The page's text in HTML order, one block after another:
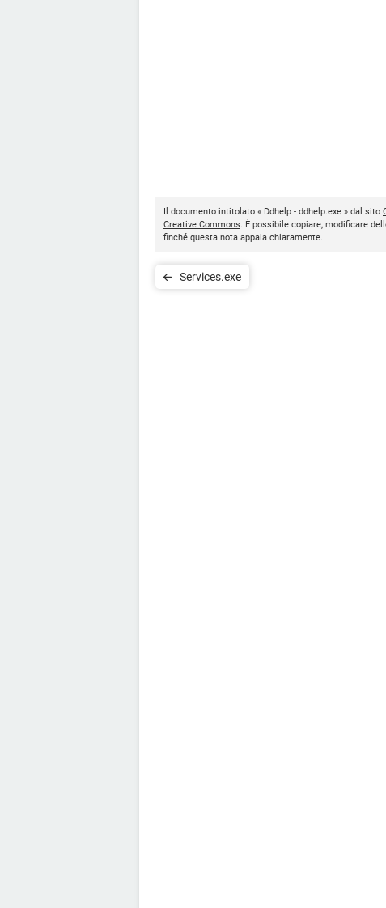
Il documento intitolato « Ddhelp - ddhelp.exe » dal sito
Creative Commons. È possibile copiare, modificare
finché questa nota appaia chiaramente.
Services.exe